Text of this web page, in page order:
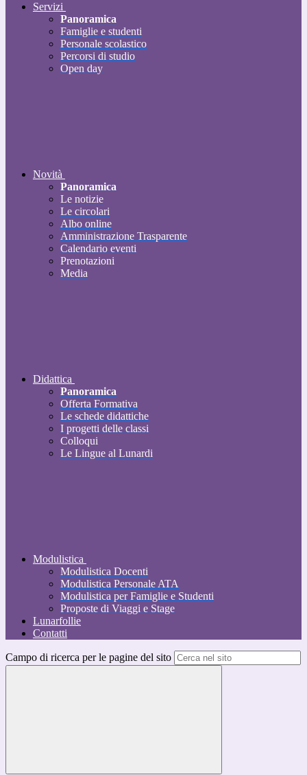
Servizi
Panoramica
Famiglie e studenti
Personale scolastico
Percorsi di studio
Open day
Novità
Panoramica
Le notizie
Le circolari
Albo online
Amministrazione Trasparente
Calendario eventi
Prenotazioni
Media
Didattica
Panoramica
Offerta Formativa
Le schede didattiche
I progetti delle classi
Colloqui
Le Lingue al Lunardi
Modulistica
Modulistica Docenti
Modulistica Personale ATA
Modulistica per Famiglie e Studenti
Proposte di Viaggi e Stage
Lunarfollie
Contatti
Campo di ricerca per le pagine del sito